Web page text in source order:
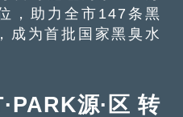
，助力全市147条黑
成为首批国家黑臭水
源·区 转